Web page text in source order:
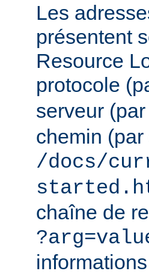
Les
présentent
Resource
protocole
serveur
chemin
/docs/
chaîne de